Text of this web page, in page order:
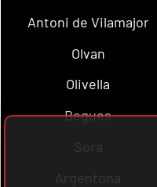
Antoni de Vilamajor
Olvan
Olivella
Begues
Sora
Argentona